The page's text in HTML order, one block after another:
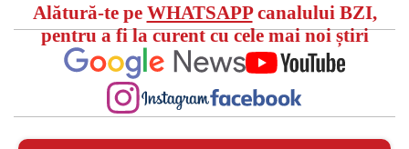
Alătură-te pe WHATSAPPcanalului BZI,
pentru a fi la curent cu cele mai noi știri